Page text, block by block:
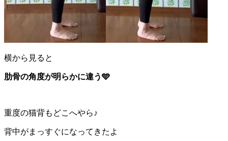
横から見ると
肋骨の角度が明らかに違う🩵
重度の猫背もどこへやら♪
背中がまっすぐになってきたよ